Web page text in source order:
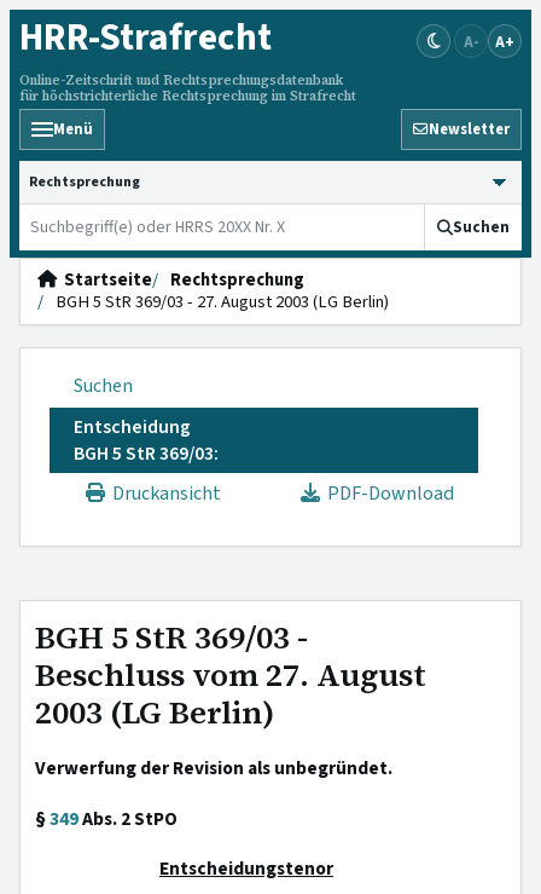
HRR-Strafrecht
Online-Zeitschrift und Rechtsprechungsdatenbank
für höchstrichterliche Rechtsprechung im Strafrecht
A- A+
Menü Newsletter
HRRS durchsuchen
Suchen
Startseite
Rechtsprechung
BGH 5 StR 369/03 - 27. August 2003 (LG Berlin)
Suchen
Entscheidung
BGH 5 StR 369/03:
Druckansicht
PDF-Download
BGH 5 StR 369/03 -
Beschluss vom 27. August
2003 (LG Berlin)
Verwerfung der Revision als unbegründet.
§349Abs. 2 StPO
Entscheidungstenor